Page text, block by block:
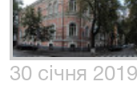
30 січня